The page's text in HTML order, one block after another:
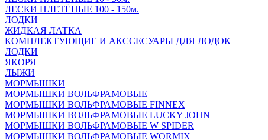
ЛЕСКИ ПЛЕТЁНЫЕ 100 - 150м.
ЛОДКИ
ЖИДКАЯ ЛАТКА
КОМПЛЕКТУЮЩИЕ И АКССЕСУАРЫ ДЛЯ ЛОДОК
ЛОДКИ
ЯКОРЯ
ЛЫЖИ
МОРМЫШКИ
МОРМЫШКИ ВОЛЬФРАМОВЫЕ
МОРМЫШКИ ВОЛЬФРАМОВЫЕ FINNEX
МОРМЫШКИ ВОЛЬФРАМОВЫЕ LUCKY JOHN
МОРМЫШКИ ВОЛЬФРАМОВЫЕ W SPIDER
МОРМЫШКИ ВОЛЬФРАМОВЫЕ WORMIX